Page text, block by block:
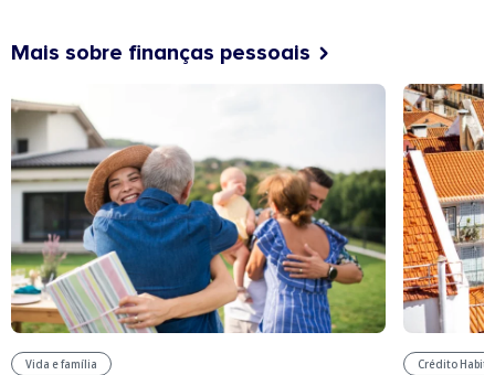
Mais sobre finanças pessoais
Vida e família Crédito